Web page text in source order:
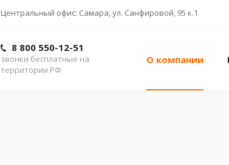
Центральный офис: Самара, ул. Санфировой, 95 к.1
8 800 550-12-51
звонки бесплатные на
территории РФ
О компании